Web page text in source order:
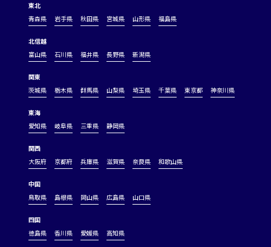
東北
青森県
岩手県 秋田県 宮城県 山形県 福島県
北信越
富山県
石川県 福井県 長野県 新潟県
関東
茨城県
栃木県 群馬県 山梨県 埼玉県 千葉県 東京都 神奈川県
東海
愛知県
岐阜県 三重県 静岡県
関西
大阪府
京都府 兵庫県 滋賀県 奈良県 和歌山県
中国
鳥取県
島根県 岡山県 広島県 山口県
四国
徳島県
香川県 愛媛県 高知県